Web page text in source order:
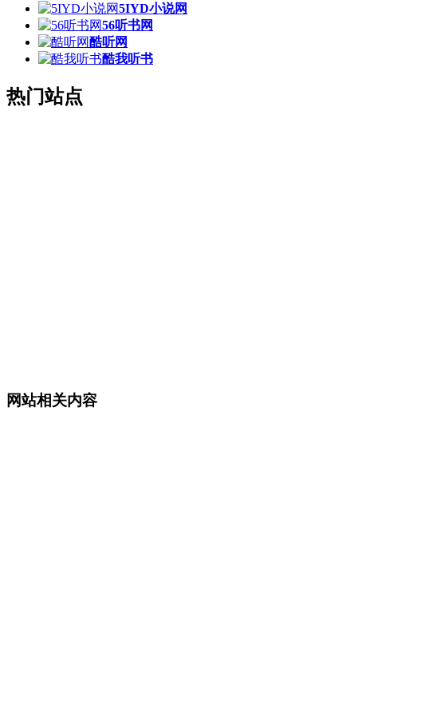
5IYD小说网
56听书网
酷听网
酷我听书
热门站点
网站相关内容